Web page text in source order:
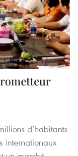
d’habitants
internationaux